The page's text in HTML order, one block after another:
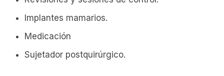
Implantes mamarios.
Medicación
Sujetador postquirúrgico.